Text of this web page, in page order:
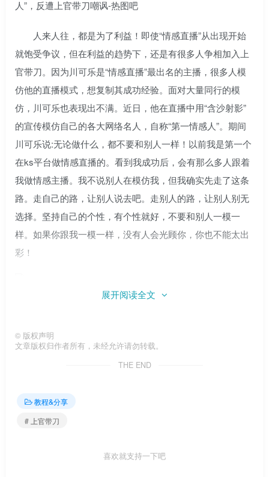
人来人往，都是为了利益！即使“情感直播”从出现开始
就饱受争议，但在利益的趋势下，还是有很多人争相加入上
官带刀。因为川可乐是“情感直播”最出名的主播，很多人模
仿他的直播模式，想复制其成功经验。面对大量同行的模
仿，川可乐也表现出不满。近日，他在直播中用“含沙射影”
的宣传模仿自己的各大网络名人，自称“第一情感人”。期间
川可乐说:无论做什么，都不要和别人一样！以前我是第一个
在ks平台做情感直播的。看到我成功后，会有那么多人跟着
我做情感主播。我不说别人在模仿我，但我确实先走了这条
路。走自己的路，让别人说去吧。走别人的路，让别人别无
选择。坚持自己的个性，有个性就好，不要和别人一模一
样。如果你跟我一模一样，没有人会光顾你，你也不能太出
彩！
展开阅读全文
© 版权声明
文章版权归作者所有，未经允许请勿转载。
THE END
教程&分享
# 上官带刀
喜欢就支持一下吧